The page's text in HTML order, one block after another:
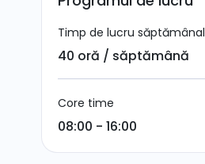
Timp de lucru săptămânal
40 oră / săptămână
Core time
08:00 - 16:00